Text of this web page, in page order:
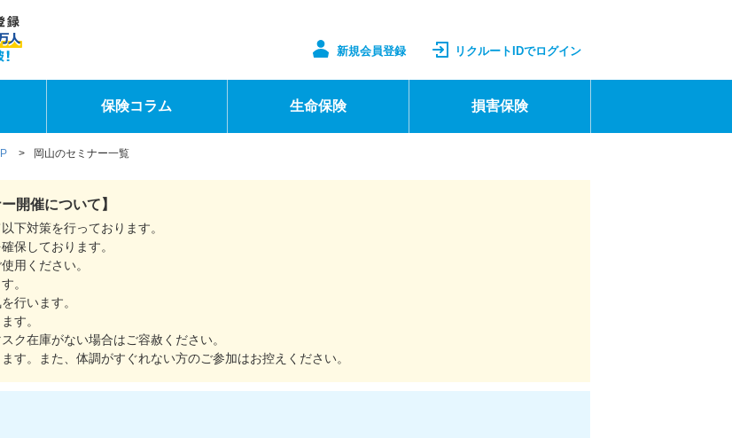
新規会員登録 リクルートIDでログイン
保険コラム 生命保険 損害保険
> 岡山のセミナー一覧
開催について】
下対策を行っております。
保しております。
用ください。
。
行います。
す。
ク在庫がない場合はご容赦ください。
す。また、体調がすぐれない方のご参加はお控えください。